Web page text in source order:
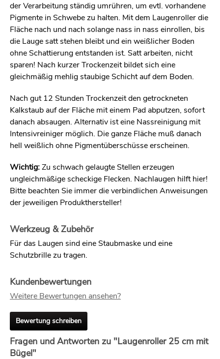
der Verarbeitung ständig umrühren, um evtl. vorhandene
Pigmente in Schwebe zu halten. Mit dem Laugenroller die
Fläche nach und nach solange nass in nass einrollen, bis
die Lauge satt stehen bleibt und ein weißlicher Boden
ohne Schattierung entstanden ist. Satt arbeiten, nicht
sparen! Nach kurzer Trockenzeit bildet sich eine
gleichmäßig mehlig staubige Schicht auf dem Boden.
Nach gut 12 Stunden Trockenzeit den getrockneten
Kalkstaub auf der Fläche mit einem Pad abputzen, sofort
danach absaugen. Alternativ ist eine Nassreinigung mit
Intensivreiniger möglich. Die ganze Fläche muß danach
hell weißlich ohne Pigmentüberschüsse erscheinen.
Wichtig:Zu schwach gelaugte Stellen erzeugen
ungleichmäßige scheckige Flecken. Nachlaugen hilft hier!
Bitte beachten Sie immer die verbindlichen Anweisungen
der jeweiligen Produkthersteller!
Werkzeug & Zubehör
Für das Laugen sind eine Staubmaske und eine
Schutzbrille zu tragen.
Kundenbewertungen
Weitere Bewertungen ansehen?
Bewertung schreiben
Fragen und Antworten zu "Laugenroller 25 cm mit
Bügel"